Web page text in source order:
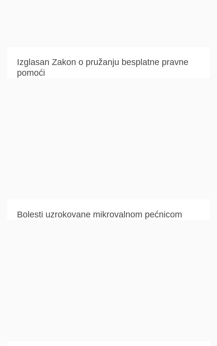
Izglasan Zakon o pružanju besplatne pravne
pomoći
Bolesti uzrokovane mikrovalnom pećnicom